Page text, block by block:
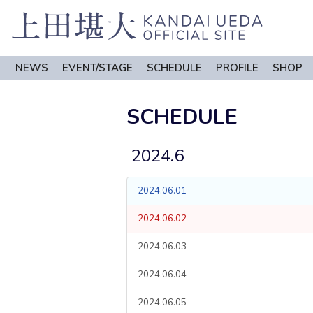
NEWS EVENT/STAGE SCHEDULE PROFILE SHOP
SCHEDULE
2024.6
2024.06.01
2024.06.02
2024.06.03
2024.06.04
2024.06.05